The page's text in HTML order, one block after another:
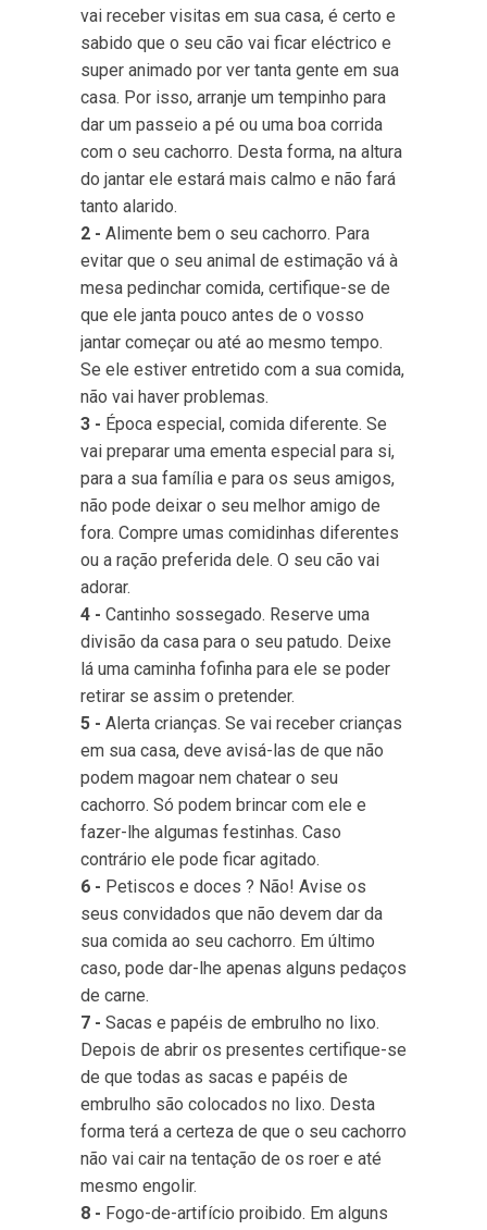
vai receber visitas em sua casa, é certo e
sabido que o seu cão vai ficar eléctrico e
super animado por ver tanta gente em sua
casa. Por isso, arranje um tempinho para
dar um passeio a pé ou uma boa corrida
com o seu cachorro. Desta forma, na altura
do jantar ele estará mais calmo e não fará
tanto alarido.
2 - Alimente bem o seu cachorro. Para
evitar que o seu animal de estimação vá à
mesa pedinchar comida, certifique-se de
que ele janta pouco antes de o vosso
jantar começar ou até ao mesmo tempo.
Se ele estiver entretido com a sua comida,
não vai haver problemas.
3 - Época especial, comida diferente. Se
vai preparar uma ementa especial para si,
para a sua família e para os seus amigos,
não pode deixar o seu melhor amigo de
fora. Compre umas comidinhas diferentes
ou a ração preferida dele. O seu cão vai
adorar.
4 - Cantinho sossegado. Reserve uma
divisão da casa para o seu patudo. Deixe
lá uma caminha fofinha para ele se poder
retirar se assim o pretender.
5 - Alerta crianças. Se vai receber crianças
em sua casa, deve avisá-las de que não
podem magoar nem chatear o seu
cachorro. Só podem brincar com ele e
fazer-lhe algumas festinhas. Caso
contrário ele pode ficar agitado.
6 - Petiscos e doces ? Não! Avise os
seus convidados que não devem dar da
sua comida ao seu cachorro. Em último
caso, pode dar-lhe apenas alguns pedaços
de carne.
7 - Sacas e papéis de embrulho no lixo.
Depois de abrir os presentes certifique-se
de que todas as sacas e papéis de
embrulho são colocados no lixo. Desta
forma terá a certeza de que o seu cachorro
não vai cair na tentação de os roer e até
mesmo engolir.
8 - Fogo-de-artifício proibido. Em alguns